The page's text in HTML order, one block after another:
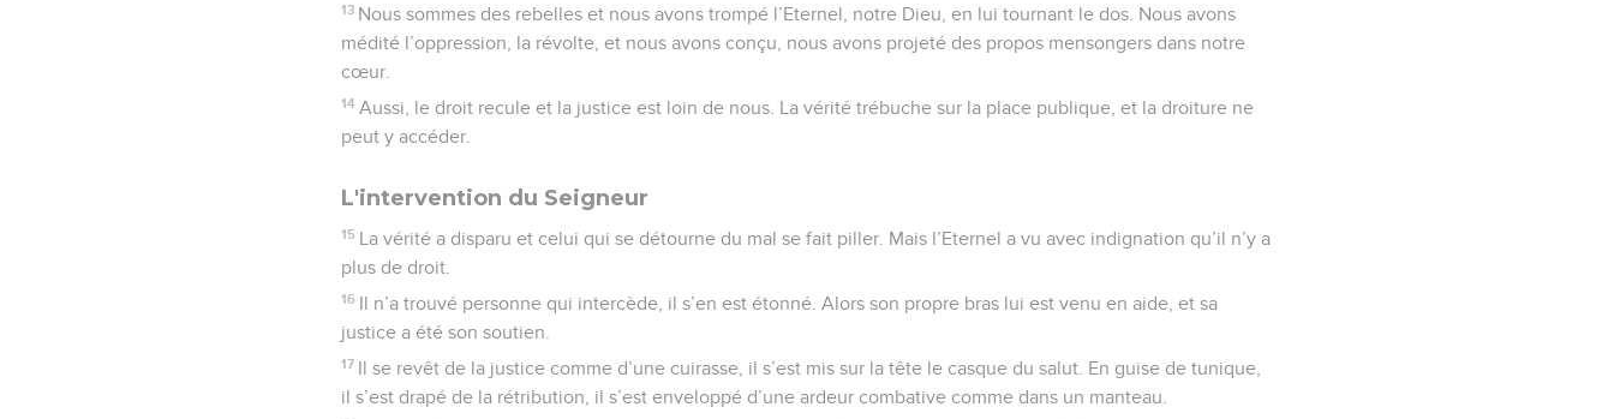
13 Nous sommes des rebelles et nous avons trompé l’Eternel, notre Dieu, en lui tournant le dos. Nous avons
médité l’oppression, la révolte, et nous avons conçu, nous avons projeté des propos mensongers dans notre
cœur.
14 Aussi, le droit recule et la justice est loin de nous. La vérité trébuche sur la place publique, et la droiture ne
peut y accéder.
L'intervention du Seigneur
15 La vérité a disparu et celui qui se détourne du mal se fait piller. Mais l’Eternel a vu avec indignation qu’il n’y a
plus de droit.
16 Il n’a trouvé personne qui intercède, il s’en est étonné. Alors son propre bras lui est venu en aide, et sa
justice a été son soutien.
17 Il se revêt de la justice comme d’une cuirasse, il s’est mis sur la tête le casque du salut. En guise de tunique,
il s’est drapé de la rétribution, il s’est enveloppé d’une ardeur combative comme dans un manteau.